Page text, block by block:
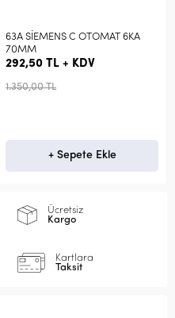
63A SİEMENS C OTOMAT 6KA
70MM
292,50 TL + KDV
1.350,00 TL
+ Sepete Ekle
Ücretsiz
Kargo
Kartlara
Taksit